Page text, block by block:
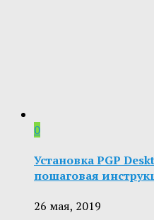
0
Установка PGP
пошаговая
26 мая, 2019